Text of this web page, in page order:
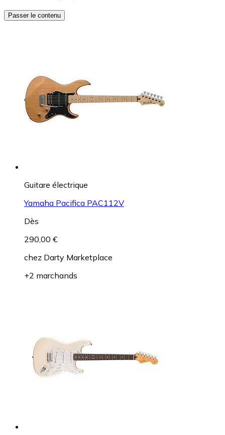
Passer le contenu
Guitare électrique
Yamaha Pacifica PAC112V
Dès
290,00 €
chez Darty Marketplace
+2 marchands